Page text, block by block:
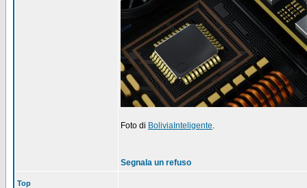
Foto di BoliviaInteligente.
Segnala un refuso
Top